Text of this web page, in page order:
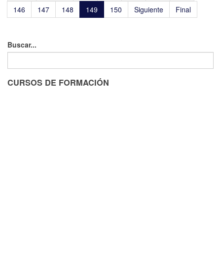
146
147 148 149 150 Siguiente Final
Buscar...
CURSOS DE FORMACIÓN